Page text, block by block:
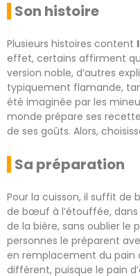
Son histoire
Plusieurs histoires content
effet, certains affirment
version noble, d’autres
typiquement flamande,
été imaginée par les
monde prépare ses
de ses goûts. Alors,
Sa préparation
Pour la cuisson, il suffit de
de bœuf à l’étouffée,
de la bière, sans oublier le
personnes le préparent
en remplacement du pain
différent, puisque le pain